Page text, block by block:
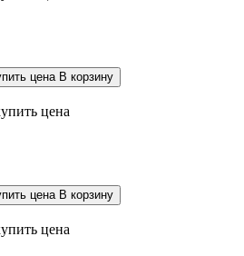
В корзину
В корзину